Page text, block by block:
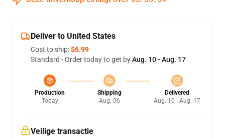
Deliver to United States
Cost to ship:$6.99
Standard - Order today to get byAug. 10 - Aug. 17
Production
Today
Shipping
Aug. 06
Delivered
Aug. 10 - Aug. 17
Veilige transactie